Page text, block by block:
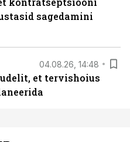
sagedamini
04.08.26, 14:48
et tervishoius